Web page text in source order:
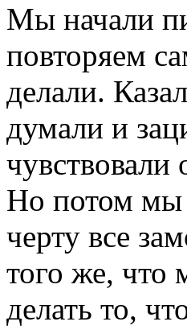
Мы начали
повторяем
делали.
думали и
чувствовали
Но потом мы
черту все
того же, что
делать то,